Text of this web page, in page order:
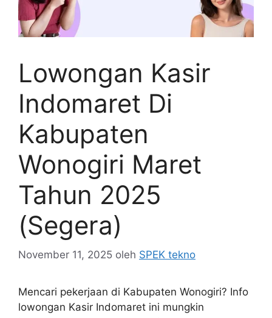
Lowongan Kasir
Indomaret Di
Kabupaten
Wonogiri Maret
Tahun 2025
(Segera)
November 11, 2025 oleh SPEK tekno
Mencari pekerjaan di Kabupaten Wonogiri? Info
lowongan Kasir Indomaret ini mungkin